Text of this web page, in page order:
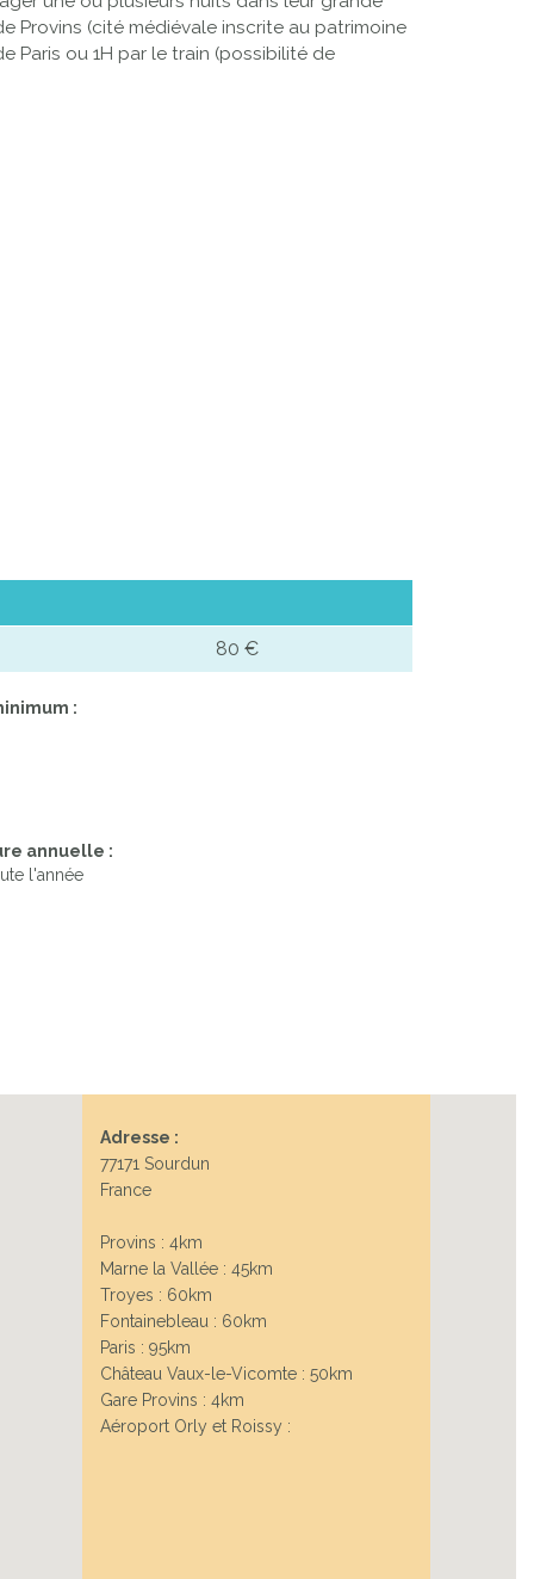
Provins (cité médiévale inscrite au patrimoine
Paris ou 1H par le train (possibilité de
80 €
:
annuelle :
l'année
Adresse :
77171 Sourdun
France
Provins : 4km
Marne la Vallée : 45km
Troyes : 60km
Fontainebleau : 60km
Paris : 95km
Château Vaux-le-Vicomte : 50km
Gare Provins : 4km
Aéroport Orly et Roissy :